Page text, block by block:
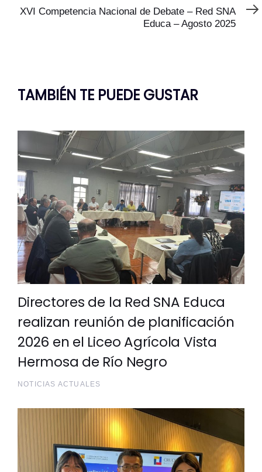
Artículo
XVI Competencia Nacional de Debate – Red SNA
Educa – Agosto 2025
TAMBIÉN TE PUEDE GUSTAR
Directores de la Red SNA Educa
realizan reunión de planificación
2026 en el Liceo Agrícola Vista
Hermosa de Río Negro
NOTICIAS ACTUALES